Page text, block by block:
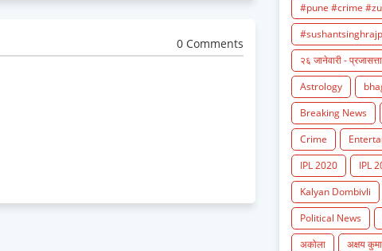
0 Comments
#pune #crime
२६ जानेवारी -
Astrology
Breaking News
Crime
IPL 2020
IPL
Kalyan Dombivli
Political News
अकोला
अक्षय